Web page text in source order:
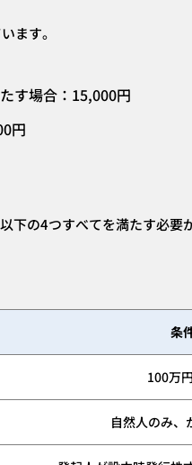
ます。
す場合： 15,000円
円
の4つすべてを満たす必要
条
100万円
自然人のみ、